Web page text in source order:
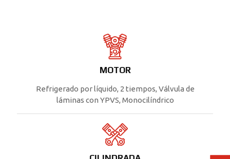
MOTOR
Refrigerado por líquido, 2 tiempos, Válvula de
láminas con YPVS, Monocilíndrico